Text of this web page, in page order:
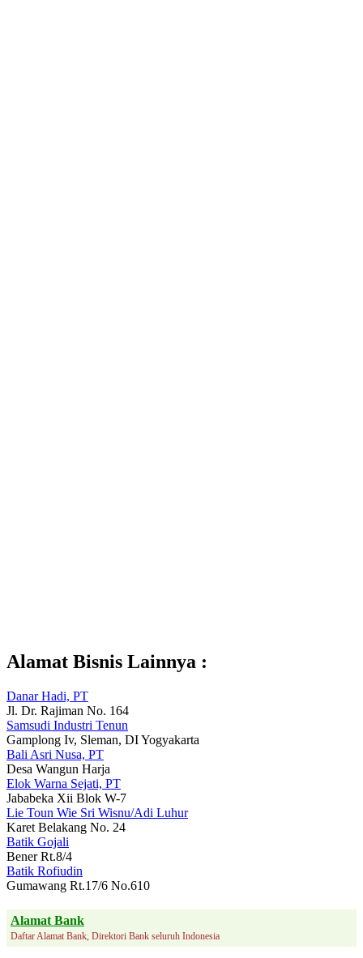
Alamat Bisnis Lainnya :
Danar Hadi, PT
Jl. Dr. Rajiman No. 164
Samsudi Industri Tenun
Gamplong Iv, Sleman, DI Yogyakarta
Bali Asri Nusa, PT
Desa Wangun Harja
Elok Warna Sejati, PT
Jababeka Xii Blok W-7
Lie Toun Wie Sri Wisnu/Adi Luhur
Karet Belakang No. 24
Batik Gojali
Bener Rt.8/4
Batik Rofiudin
Gumawang Rt.17/6 No.610
Alamat Bank
Daftar Alamat Bank, Direktori Bank seluruh Indonesia